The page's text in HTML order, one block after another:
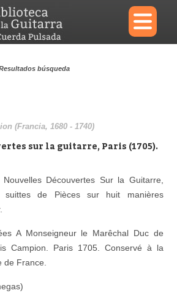
×
Diccionario
búsqueda
(Francia, 1680 - 1740)
sur la guitarre, Paris (1705).
Découvertes Sur la Guitarre,
suittes de Pièces sur huit manières
A Monseigneur le Marêchal Duc de
Campion. Paris 1705. Conservé à la
de France.